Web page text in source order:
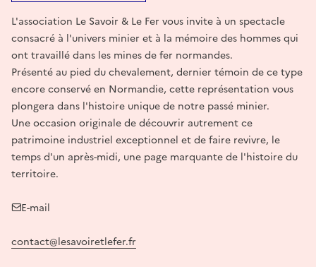
L'association Le Savoir & Le Fer vous invite à un spectacle
consacré à l'univers minier et à la mémoire des hommes qui
ont travaillé dans les mines de fer normandes.
Présenté au pied du chevalement, dernier témoin de ce type
encore conservé en Normandie, cette représentation vous
plongera dans l'histoire unique de notre passé minier.
Une occasion originale de découvrir autrement ce
patrimoine industriel exceptionnel et de faire revivre, le
temps d'un après-midi, une page marquante de l'histoire du
territoire.
E-mail
contact@lesavoiretlefer.fr